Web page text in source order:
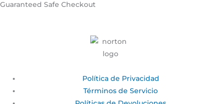
Guaranteed Safe Checkout
Política de Privacidad
Términos de Servicio